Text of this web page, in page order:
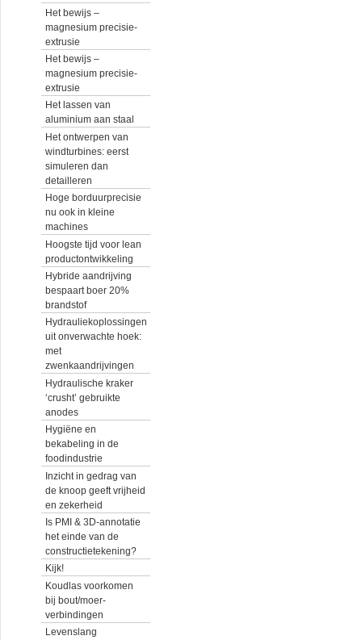
Het bewijs –
magnesium precisie-
extrusie
Het bewijs –
magnesium precisie-
extrusie
Het lassen van
aluminium aan staal
Het ontwerpen van
windturbines: eerst
simuleren dan
detailleren
Hoge borduurprecisie
nu ook in kleine
machines
Hoogste tijd voor lean
productontwikkeling
Hybride aandrijving
bespaart boer 20%
brandstof
Hydrauliekoplossingen
uit onverwachte hoek:
met
zwenkaandrijvingen
Hydraulische kraker
‘crusht’ gebruikte
anodes
Hygiëne en
bekabeling in de
foodindustrie
Inzicht in gedrag van
de knoop geeft vrijheid
en zekerheid
Is PMI & 3D-annotatie
het einde van de
constructietekening?
Kijk!
Koudlas voorkomen
bij bout/moer-
verbindingen
Levenslang